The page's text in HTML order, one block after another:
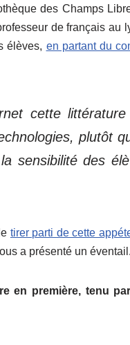
des Champs
de français au
élèves, en partant du
cette
plutôt
sensibilité des
tirer parti de cette
a présenté un éventail.
en première, tenu